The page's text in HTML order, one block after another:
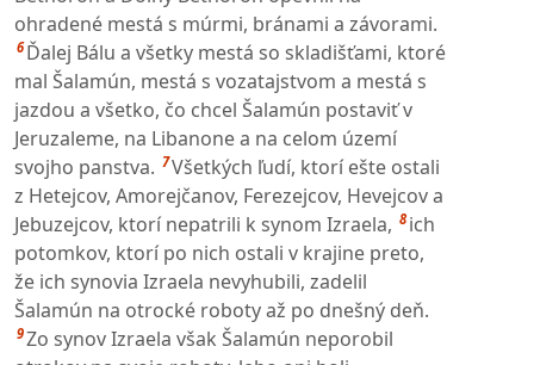
ohradené mestá s múrmi, bránami a závorami.
6 Ďalej Bálu a všetky mestá so skladišťami, ktoré
mal Šalamún, mestá s vozatajstvom a mestá s
jazdou a všetko, čo chcel Šalamún postaviť v
Jeruzaleme, na Libanone a na celom území
svojho panstva. 7Všetkých ľudí, ktorí ešte ostali
z Hetejcov, Amorejčanov, Ferezejcov, Hevejcov a
Jebuzejcov, ktorí nepatrili k synom Izraela, 8 ich
potomkov, ktorí po nich ostali v krajine preto,
že ich synovia Izraela nevyhubili, zadelil
Šalamún na otrocké roboty až po dnešný deň.
9Zo synov Izraela však Šalamún neporobil